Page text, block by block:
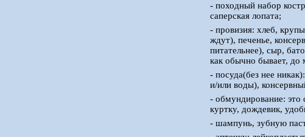
- походный набор
саперская лопата;
- провизия: хлеб,
ждут), печенье,
питательнее), сыр,
как обычно бывает, до
- посуда(без нее
и/или воды),
- обмундирование: это
куртку, дождевик,
- шампунь, зубную